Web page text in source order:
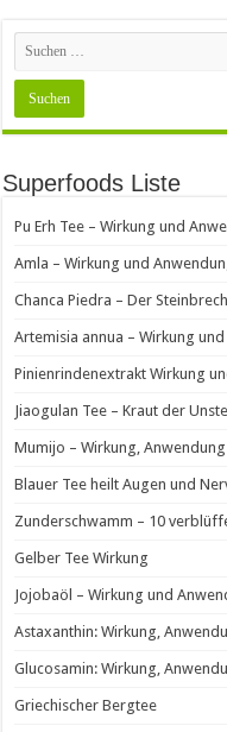
Superfoods Liste
Pu Erh Tee – Wirkung und
Amla – Wirkung und
Chanca Piedra – Der
Artemisia annua – Wirkung
Pinienrindenextrakt Wirkung
Jiaogulan Tee – Kraut der
Mumijo – Wirkung,
Blauer Tee heilt Augen und
Zunderschwamm – 10
Gelber Tee Wirkung
Jojobaöl – Wirkung und
Astaxanthin: Wirkung,
Glucosamin: Wirkung,
Griechischer Bergtee